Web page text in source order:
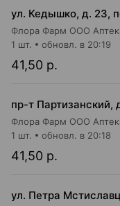
ул. Кедышко, д. 23,
Флора Фарм ООО
41,50 р.
1 шт. обновл. в 20:19
пр-т Партизанский,
Флора Фарм ООО
41,50 р.
1 шт. обновл. в 20:18
ул. Петра